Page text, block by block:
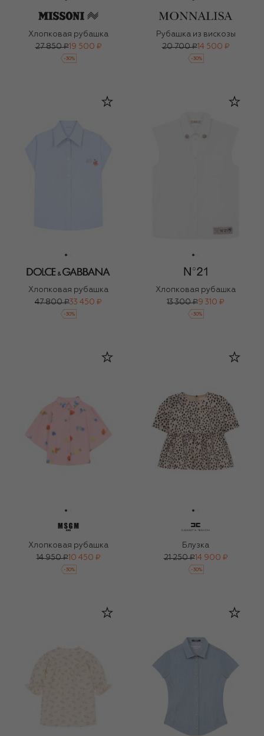
Хлопковая рубашка
27 850 ₽19 500 ₽
-30%
Рубашка из вискозы
20 700 ₽14 500 ₽
-30%
Хлопковая рубашка
47 800 ₽33 450 ₽
-30%
Хлопковая рубашка
13 300 ₽9 310 ₽
-30%
Хлопковая рубашка
14 950 ₽10 450 ₽
-30%
Блузка
21 250 ₽14 900 ₽
-30%